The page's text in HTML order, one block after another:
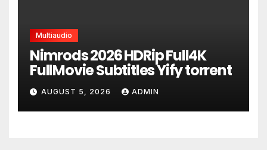
Multiaudio
Nimrods 2026 HDRip Full4K
FullMovie Subtitles Yify torrent
AUGUST 5, 2026 ADMIN